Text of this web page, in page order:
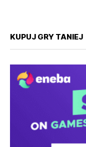
KUPUJ GRY TANIEJ